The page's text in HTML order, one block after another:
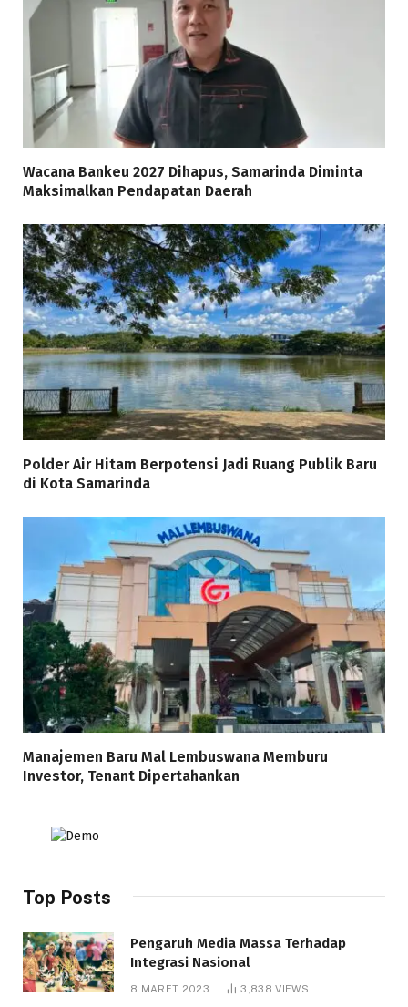
Wacana Bankeu 2027 Dihapus, Samarinda Diminta
Maksimalkan Pendapatan Daerah
Polder Air Hitam Berpotensi Jadi Ruang Publik Baru
di Kota Samarinda
Manajemen Baru Mal Lembuswana Memburu
Investor, Tenant Dipertahankan
Top Posts
Pengaruh Media Massa Terhadap
Integrasi Nasional
8 MARET 2023 3,838VIEWS